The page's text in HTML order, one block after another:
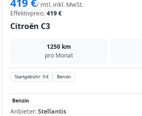
/ mtl. inkl. MwSt.
Effektivpreis:419 €
Citroën C3
1250 km
pro Monat
Startgebühr: 0 € Benzin
Benzin
Anbieter:Stellantis